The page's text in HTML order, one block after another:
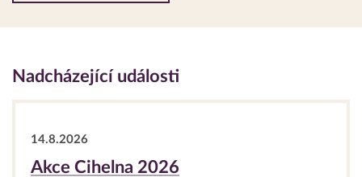
Nadcházející události
14.8.2026
Akce Cihelna 2026